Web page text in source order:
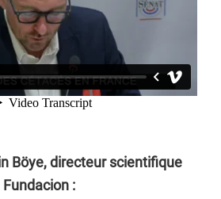
Böye, directeur scientifique
: